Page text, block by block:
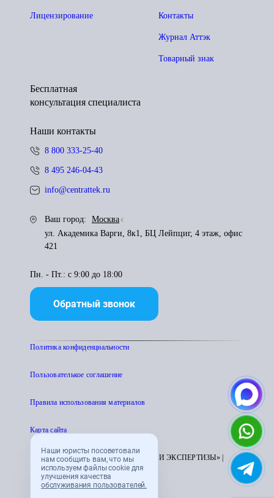
Наши юристы посоветовали
нам сообщить вам, что мы
используем файлы cookie для
улучшения качества
обслуживания пользователей.
Контакты
Журнал Аттэк
Товарный знак
Лицензирование
Бесплатная
консультация специалиста
Наши контакты
8 800 333-25-40
8 495 246-04-43
info@centrattek.ru
Ваш город:
Москва
ул. Академика Варги, 8к1, БЦ Лейпциг, 4 этаж, офис
421
Пн. - Пт.: с 9:00 до 18:00
Обратный звонок
Политика конфиденциальности
Пользователькое соглашение
Правила использования материалов
Карта сайта
© 1995 - 2026 «ЦЕНТР АТТЕСТАЦИИ И ЭКСПЕРТИЗЫ» |
CENTRATTEK.RU